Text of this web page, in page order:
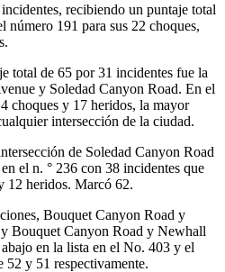
recibiendo un puntaje total
número 191 para sus 22 choques,
total de 65 por 31 incidentes fue la
y Soledad Canyon Road. En el
choques y 17 heridos, la mayor
intersección de la ciudad.
de Soledad Canyon Road
el n. ° 236 con 38 incidentes que
12 heridos. Marcó 62.
Bouquet Canyon Road y
Bouquet Canyon Road y Newhall
en la lista en el No. 403 y el
52 y 51 respectivamente.